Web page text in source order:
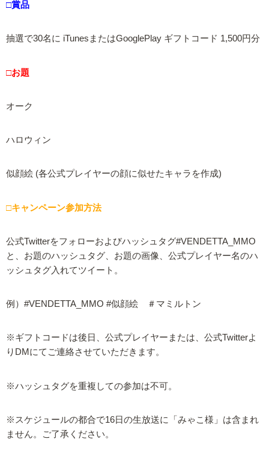
□賞品
抽選で30名に iTunesまたはGooglePlay ギフトコード 1,500円分
□お題
オーク
ハロウィン
似顔絵 (各公式プレイヤーの顔に似せたキャラを作成)
□キャンペーン参加方法
公式Twitterをフォローおよびハッシュタグ#VENDETTA_MMO
と、お題のハッシュタグ、お題の画像、公式プレイヤー名のハ
ッシュタグ入れてツイート。
例）#VENDETTA_MMO #似顔絵 ＃マミルトン
※ギフトコードは後日、公式プレイヤーまたは、公式Twitterよ
りDMにてご連絡させていただきます。
※ハッシュタグを重複しての参加は不可。
※スケジュールの都合で16日の生放送に「みゃこ様」は含まれ
ません。ご了承ください。